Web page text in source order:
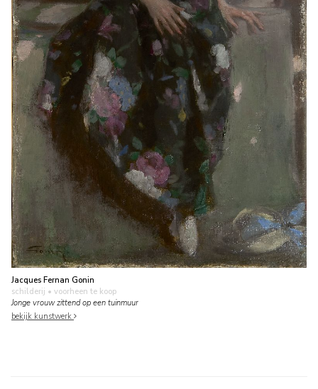
Jacques Fernan Gonin
schilderij • voorheen te koop
Jonge vrouw zittend op een tuinmuur
bekijk kunstwerk